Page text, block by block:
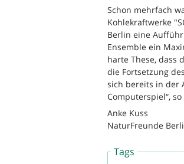
Schon mehrfach
Kohlekraftwerke
Berlin eine
Ensemble ein
harte These, dass
die Fortsetzung
sich bereits in der
Computerspiel“,
Anke Kuss
NaturFreunde
Tags